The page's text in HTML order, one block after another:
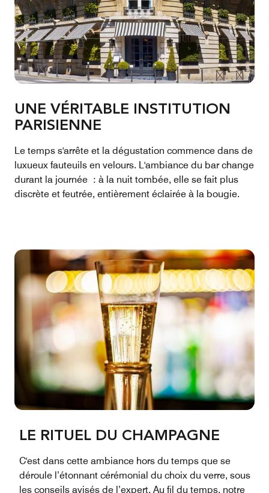
UNE VÉRITABLE INSTITUTION
PARISIENNE
Le temps s'arrête et la dégustation commence dans de
luxueux fauteuils en velours. L'ambiance du bar change
durant la journée : à la nuit tombée, elle se fait plus
discrète et feutrée, entièrement éclairée à la bougie.
LE RITUEL DU CHAMPAGNE
C'est dans cette ambiance hors du temps que se
déroule l’étonnant cérémonial du choix du verre, sous
les conseils avisés de l’expert. Au fil du temps, notre